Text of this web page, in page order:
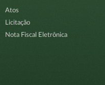
Atos
Licitação
Nota Fiscal Eletrônica